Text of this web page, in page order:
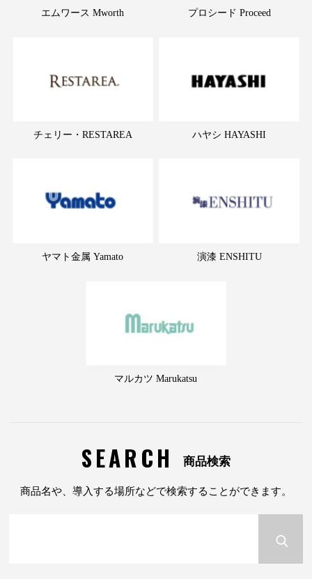
エムワース Mworth プロシード Proceed
チェリー・RESTAREA ハヤシ HAYASHI
ヤマト金属 Yamato 演漆 ENSHITU
マルカツ Marukatsu
SEARCH 商品検索
商品名や、導入する場所などで検索することができます。